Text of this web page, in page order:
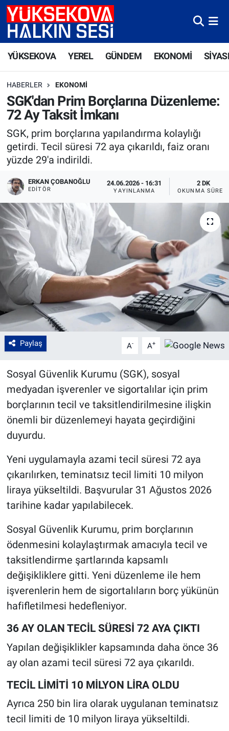
YÜKSEKOVA YEREL GÜNDEM EKONOMİ
HABERLER EKONOMI
SGK'dan Prim Borçlarına Düzenleme:
72 Ay Taksit İmkanı
SGK, prim borçlarına yapılandırma kolaylığı
getirdi. Tecil süresi 72 aya çıkarıldı, faiz oranı
yüzde 29'a indirildi.
ERKAN ÇOBANOĞLU
EDITÖR
24.06.2026 - 16:31
YAYINLANMA
2 DK
OKUNMA SÜRESI
Paylaş A- A+
Sosyal Güvenlik Kurumu (SGK), sosyal
medyadan işverenler ve sigortalılar için prim
borçlarının tecil ve taksitlendirilmesine ilişkin
önemli bir düzenlemeyi hayata geçirdiğini
duyurdu.
Yeni uygulamayla azami tecil süresi 72 aya
çıkarılırken, teminatsız tecil limiti 10 milyon
liraya yükseltildi. Başvurular 31 Ağustos 2026
tarihine kadar yapılabilecek.
Sosyal Güvenlik Kurumu, prim borçlarının
ödenmesini kolaylaştırmak amacıyla tecil ve
taksitlendirme şartlarında kapsamlı
değişikliklere gitti. Yeni düzenleme ile hem
işverenlerin hem de sigortalıların borç yükünün
hafifletilmesi hedefleniyor.
36 AY OLAN TECİL SÜRESİ 72 AYA ÇIKTI
Yapılan değişiklikler kapsamında daha önce 36
ay olan azami tecil süresi 72 aya çıkarıldı.
TECİL LİMİTİ 10 MİLYON LİRA OLDU
Ayrıca 250 bin lira olarak uygulanan teminatsız
tecil limiti de 10 milyon liraya yükseltildi.
Yüksekova Nöbetçi Eczaneler
Süper Lig Puan Durumu ve Fikstür
Tüm Manşetler